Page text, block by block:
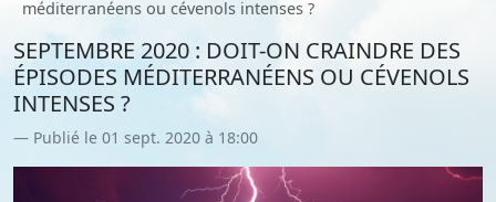
méditerranéens ou cévenols intenses ?
SEPTEMBRE 2020 : DOIT-ON CRAINDRE DES
ÉPISODES MÉDITERRANÉENS OU CÉVENOLS
INTENSES ?
Publié le 01 sept. 2020 à 18:00